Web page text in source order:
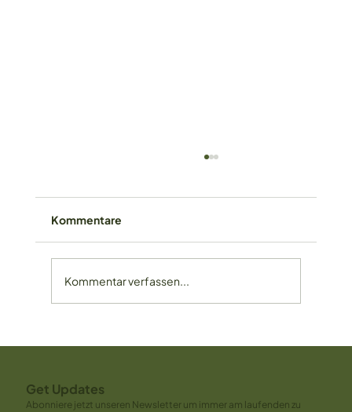
Kommentare
Kommentar verfassen...
Get Updates
Abonniere jetzt unseren Newsletter um immer am laufenden zu